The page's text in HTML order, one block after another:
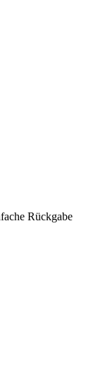
Rückgabe